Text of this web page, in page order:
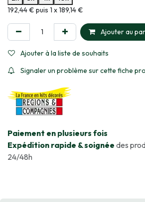
Informations sur le plan de paiement
192,44 € puis 1 x 189,14 €
Ajouter au
Ajouter à la liste de souhaits
Signaler un problème sur cette fiche
​Paiement en plusieurs fois
Expédition rapide & soignée des
24/48h